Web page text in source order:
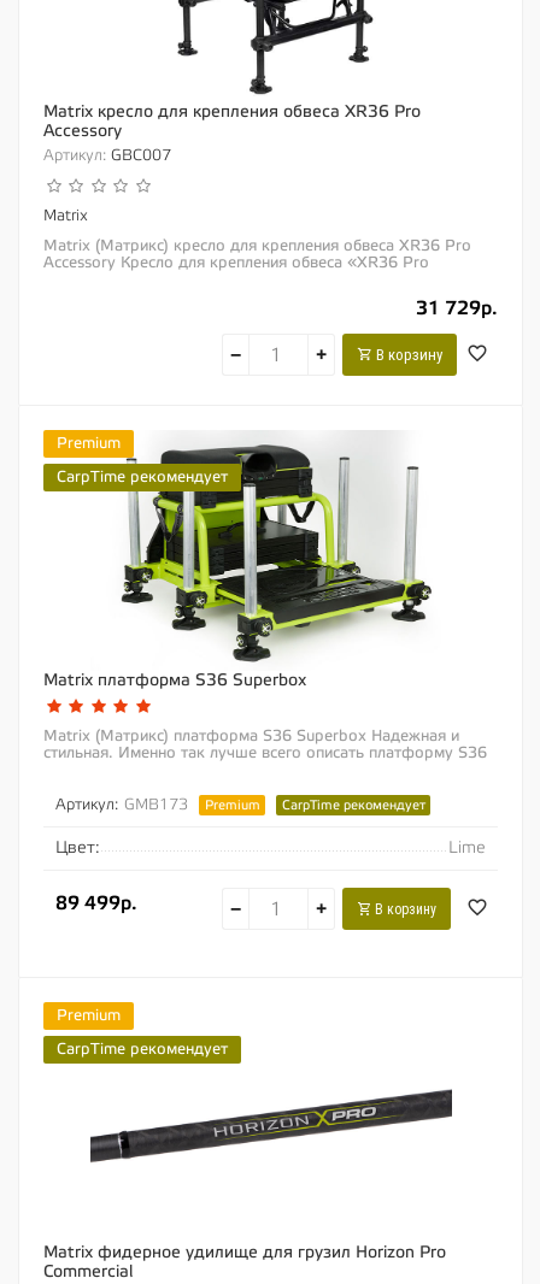
Matrix кресло для крепления обвеса XR36 Pro
Accessory
Артикул: GBC007
Matrix
Matrix (Матрикс) кресло для крепления обвеса XR36 Pro
Accessory Кресло для крепления обвеса «XR36 Pro
31 729р.
− + В корзину
Premium
CarpTime рекомендует
Matrix платформа S36 Superbox
Matrix (Матрикс) платформа S36 Superbox Надежная и
стильная. Именно так лучше всего описать платформу S36
Артикул: GMB173 Premium CarpTime рекомендует
Цвет: Lime
89 499р. − + В корзину
Premium
CarpTime рекомендует
Matrix фидерное удилище для грузил Horizon Pro
Commercial